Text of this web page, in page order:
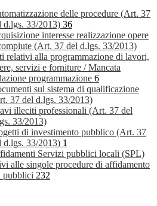
delle procedure (Art. 37
d.lgs. 33/2013) 36
interesse realizzazione opere
(Art. 37 del d.lgs. 33/2013)
relativi alla programmazione di lavori,
servizi e forniture / Mancata
programmazione 6
sul sistema di qualificazione
37 del d.lgs. 33/2013)
illeciti professionali (Art. 37 del
33/2013)
di investimento pubblico (Art. 37
d.lgs. 33/2013) 1
Servizi pubblici locali (SPL)
alle singole procedure di affidamento
pubblici 232